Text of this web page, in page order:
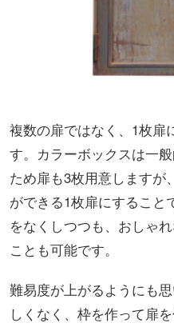
複数の扉ではなく、1枚扉
す。カラーボックスは一
ため扉も3枚用意しますが
ができる1枚扉にすること
をなくしつつも、おしゃ
ことも可能です。
難易度が上がるようにも
しくなく、枠を作って扉